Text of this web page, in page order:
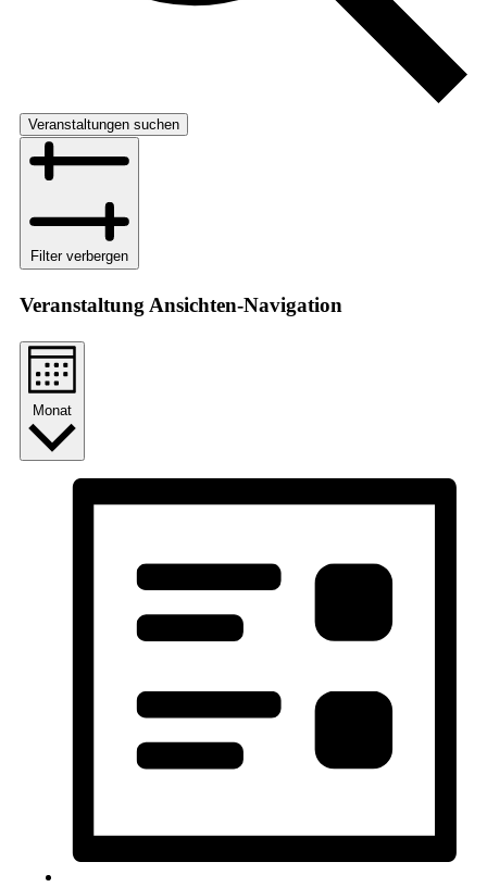
Veranstaltungen suchen
Filter verbergen
Veranstaltung Ansichten-Navigation
Monat